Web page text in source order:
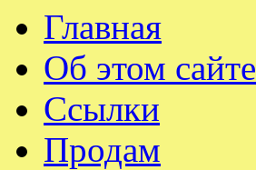
Перейти
содержимому
Главная
Об этом сайте
Ссылки
Продам